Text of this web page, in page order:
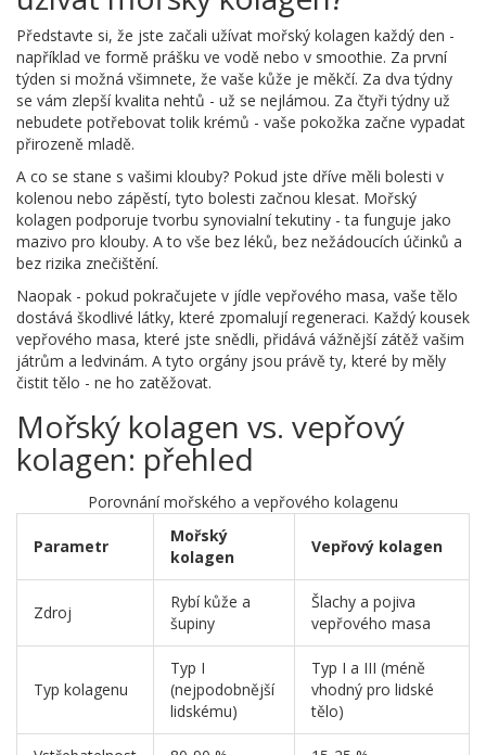
Představte si, že jste začali užívat mořský kolagen každý den -
například ve formě prášku ve vodě nebo v smoothie. Za první
týden si možná všimnete, že vaše kůže je měkčí. Za dva týdny
se vám zlepší kvalita nehtů - už se nejlámou. Za čtyři týdny už
nebudete potřebovat tolik krémů - vaše pokožka začne vypadat
přirozeně mladě.
A co se stane s vašimi klouby? Pokud jste dříve měli bolesti v
kolenou nebo zápěstí, tyto bolesti začnou klesat. Mořský
kolagen podporuje tvorbu synovialní tekutiny - ta funguje jako
mazivo pro klouby. A to vše bez léků, bez nežádoucích účinků a
bez rizika znečištění.
Naopak - pokud pokračujete v jídle vepřového masa, vaše tělo
dostává škodlivé látky, které zpomalují regeneraci. Každý kousek
vepřového masa, které jste snědli, přidává vážnější zátěž vašim
játrům a ledvinám. A tyto orgány jsou právě ty, které by měly
čistit tělo - ne ho zatěžovat.
Mořský kolagen vs. vepřový
kolagen: přehled
Porovnání mořského a vepřového kolagenu
Parametr
Mořský
kolagen
Vepřový kolagen
Zdroj
Rybí kůže a
šupiny
Šlachy a pojiva
vepřového masa
Typ kolagenu
Typ I
(nejpodobnější
lidskému)
Typ I a III (méně
vhodný pro lidské
tělo)